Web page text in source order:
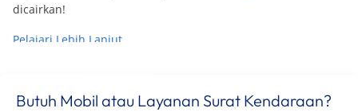
dicairkan!
Pelajari Lebih Lanjut
Butuh Mobil atau Layanan Surat Kendaraan?